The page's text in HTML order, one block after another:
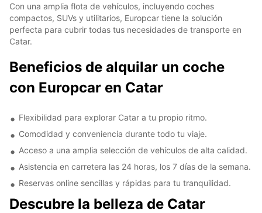
Con una amplia flota de vehículos, incluyendo coches
compactos, SUVs y utilitarios, Europcar tiene la solución
perfecta para cubrir todas tus necesidades de transporte en
Catar.
Beneficios de alquilar un coche
con Europcar en Catar
Flexibilidad para explorar Catar a tu propio ritmo.
Comodidad y conveniencia durante todo tu viaje.
Acceso a una amplia selección de vehículos de alta calidad.
Asistencia en carretera las 24 horas, los 7 días de la semana.
Reservas online sencillas y rápidas para tu tranquilidad.
Descubre la belleza de Catar